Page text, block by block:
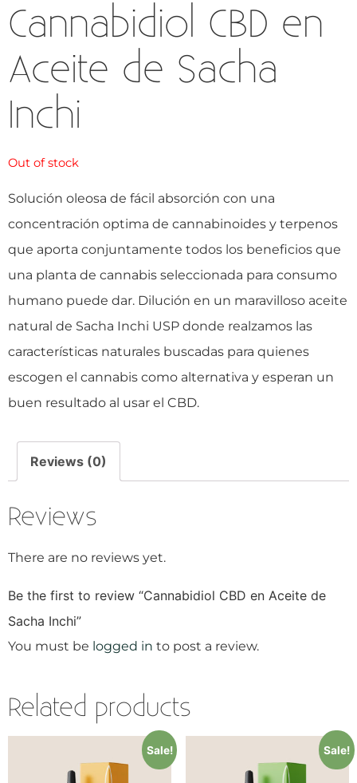
Cannabidiol CBD en
Aceite de Sacha
Inchi
Out of stock
Solución oleosa de fácil absorción con una
concentración optima de cannabinoides y terpenos
que aporta conjuntamente todos los beneficios que
una planta de cannabis seleccionada para consumo
humano puede dar. Dilución en un maravilloso aceite
natural de Sacha Inchi USP donde realzamos las
características naturales buscadas para quienes
escogen el cannabis como alternativa y esperan un
buen resultado al usar el CBD.
Reviews (0)
Reviews
There are no reviews yet.
Be the first to review “Cannabidiol CBD en Aceite de
Sacha Inchi”
You must be logged in to post a review.
Related products
Sale! Sale!